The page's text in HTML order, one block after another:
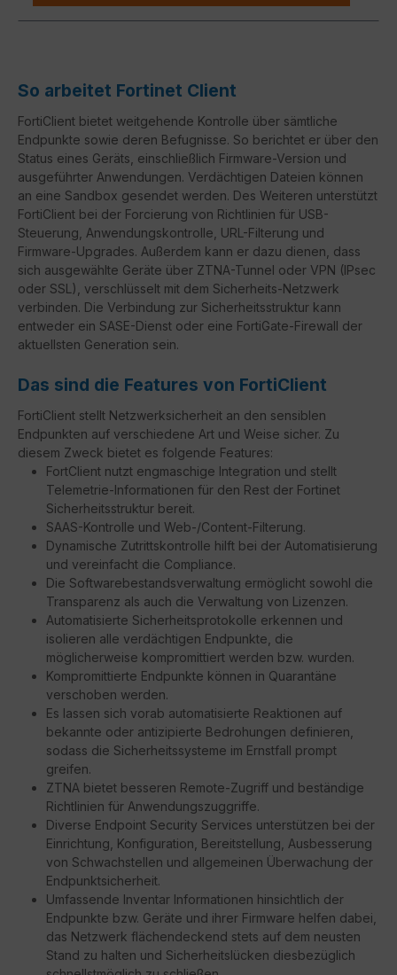
So arbeitet Fortinet Client
FortiClient bietet weitgehende Kontrolle über sämtliche
Endpunkte sowie deren Befugnisse. So berichtet er über den
Status eines Geräts, einschließlich Firmware-Version und
ausgeführter Anwendungen. Verdächtigen Dateien können
an eine Sandbox gesendet werden. Des Weiteren unterstützt
FortiClient bei der Forcierung von Richtlinien für USB-
Steuerung, Anwendungskontrolle, URL-Filterung und
Firmware-Upgrades. Außerdem kann er dazu dienen, dass
sich ausgewählte Geräte über ZTNA-Tunnel oder VPN (IPsec
oder SSL), verschlüsselt mit dem Sicherheits-Netzwerk
verbinden. Die Verbindung zur Sicherheitsstruktur kann
entweder ein SASE-Dienst oder eine FortiGate-Firewall der
aktuellsten Generation sein.
Das sind die Features von FortiClient
FortiClient stellt Netzwerksicherheit an den sensiblen
Endpunkten auf verschiedene Art und Weise sicher. Zu
diesem Zweck bietet es folgende Features:
FortClient nutzt engmaschige Integration und stellt
Telemetrie-Informationen für den Rest der Fortinet
Sicherheitsstruktur bereit.
SAAS-Kontrolle und Web-/Content-Filterung.
Dynamische Zutrittskontrolle hilft bei der Automatisierung
und vereinfacht die Compliance.
Die Softwarebestandsverwaltung ermöglicht sowohl die
Transparenz als auch die Verwaltung von Lizenzen.
Automatisierte Sicherheitsprotokolle erkennen und
isolieren alle verdächtigen Endpunkte, die
möglicherweise kompromittiert werden bzw. wurden.
Kompromittierte Endpunkte können in Quarantäne
verschoben werden.
Es lassen sich vorab automatisierte Reaktionen auf
bekannte oder antizipierte Bedrohungen definieren,
sodass die Sicherheitssysteme im Ernstfall prompt
greifen.
ZTNA bietet besseren Remote-Zugriff und beständige
Richtlinien für Anwendungszuggriffe.
Diverse Endpoint Security Services unterstützen bei der
Einrichtung, Konfiguration, Bereitstellung, Ausbesserung
von Schwachstellen und allgemeinen Überwachung der
Endpunktsicherheit.
Umfassende Inventar Informationen hinsichtlich der
Endpunkte bzw. Geräte und ihrer Firmware helfen dabei,
das Netzwerk flächendeckend stets auf dem neusten
Stand zu halten und Sicherheitslücken diesbezüglich